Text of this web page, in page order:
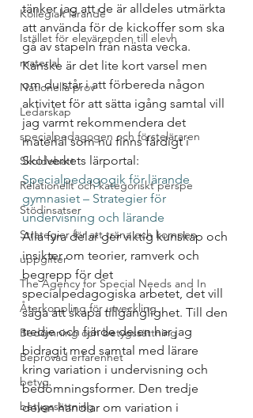
Kollegialt lärande
Istället för elevärenden till elevh
material
Nationella prov
Ledarskap
specialpedagogen och försteläraren
Skoldebatt
Relationellt och kategoriskt perspe
Stödinsatser
Strategier för att träna och kompen
uppgifter
The Agency for Special Needs and In
Återkoppling för utveckling
Bedömning och betygssättning
Beprövad erfarenhet
betyg
betygssättning
tänker jag att de är alldeles utmärkta
att använda för de kickoffer som ska
gå av stapeln från nästa vecka.
Kanske är det lite kort varsel men
om du står i att förbereda någon
aktivitet för att sätta igång samtal vill
jag varmt rekommendera det
material som nu finns färdigt i
Skolverkets lärportal:
Specialpedagogik för lärande
gymnasiet – Strategier för
undervisning och lärande
Alla fyra delar ger viktig kunskap och
insikter om teorier, ramverk och
begrepp för det
specialpedagogiska arbetet, det vill
säga att skapa tillgänglighet. Till den
tredje och fjärde delen har jag
bidragit med samtal med lärare
kring variation i undervisning och
bedömningsformer. Den tredje
delen handlar om variation i